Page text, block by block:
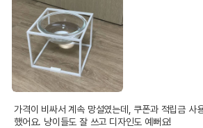
가격이 비싸서 계속 망설였는데, 쿠폰과 적립금
했어요. 냥이들도 잘 쓰고 디자인도 예뻐요!